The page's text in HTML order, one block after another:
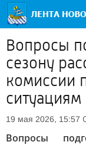
Вопросы
сезону
комиссии
ситуациям
19 мая 2026, 15:57
Вопросы